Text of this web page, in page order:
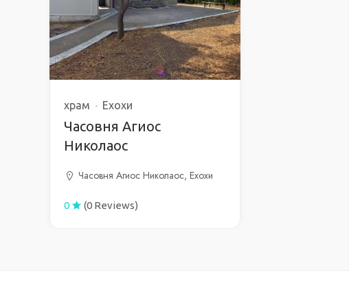
храм Ехохи
Часовня Агиос
Николаос
Часовня Агиос Николаос, Ехохи
0 (0 Reviews)